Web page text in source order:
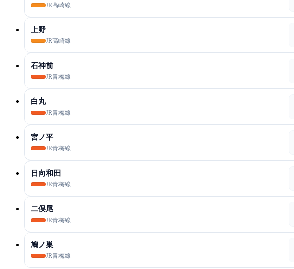
JR高崎線
上野
JR高崎線
石神前
JR青梅線
白丸
JR青梅線
宮ノ平
JR青梅線
日向和田
JR青梅線
二俣尾
JR青梅線
鳩ノ巣
JR青梅線